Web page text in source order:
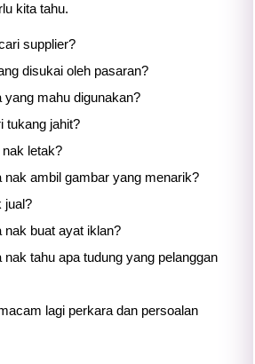
kita tahu.
supplier?
disukai oleh pasaran?
yang mahu digunakan?
tukang jahit?
letak?
nak ambil gambar yang menarik?
jual?
nak buat ayat iklan?
tahu apa tudung yang pelanggan
lagi perkara dan persoalan